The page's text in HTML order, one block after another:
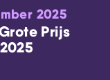
2025
Prijs